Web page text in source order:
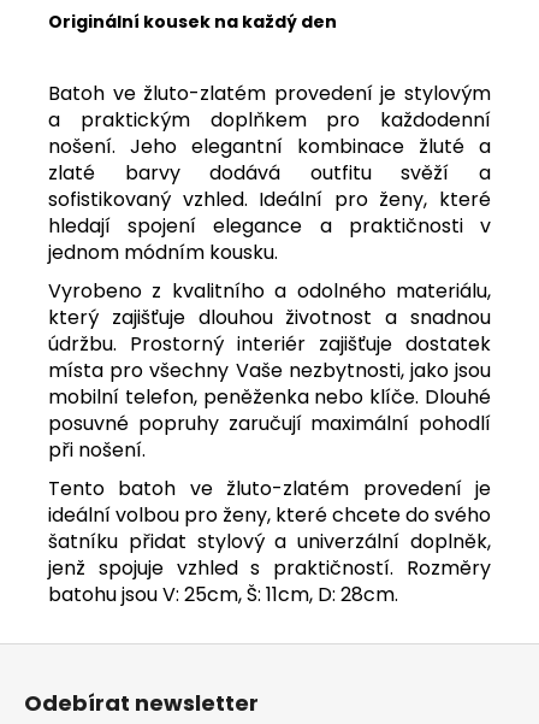
Originální kousek na každý den
Batoh ve žluto-zlatém provedení je stylovým
a praktickým doplňkem pro každodenní
nošení. Jeho elegantní kombinace žluté a
zlaté barvy dodává outfitu svěží a
sofistikovaný vzhled. Ideální pro ženy, které
hledají spojení elegance a praktičnosti v
jednom módním kousku.
Vyrobeno z kvalitního a odolného materiálu,
který zajišťuje dlouhou životnost a snadnou
údržbu. Prostorný interiér zajišťuje dostatek
místa pro všechny Vaše nezbytnosti, jako jsou
mobilní telefon, peněženka nebo klíče. Dlouhé
posuvné popruhy zaručují maximální pohodlí
při nošení.
Tento batoh ve žluto-zlatém provedení je
ideální volbou pro ženy, které chcete do svého
šatníku přidat stylový a univerzální doplněk,
jenž spojuje vzhled s praktičností. Rozměry
batohu jsou V: 25cm, Š: 11cm, D: 28cm.
Z
Odebírat newsletter